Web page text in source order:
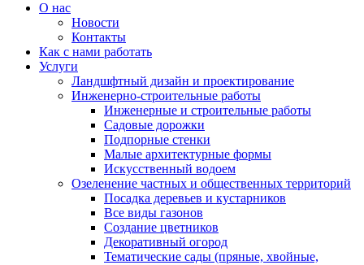
О нас
Новости
Контакты
Как с нами работать
Услуги
Ландшфтный дизайн и проектирование
Инженерно-строительные работы
Инженерные и строительные работы
Садовые дорожки
Подпорные стенки
Малые архитектурные формы
Искусственный водоем
Озеленение частных и общественных территорий
Посадка деревьев и кустарников
Все виды газонов
Создание цветников
Декоративный огород
Тематические сады (пряные, хвойные,